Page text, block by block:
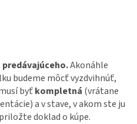
Akonáhle
budeme môcť vyzdvihnúť,
byťkompletná (vrátane
a v stave, v akom ste ju
doklad o kúpe.